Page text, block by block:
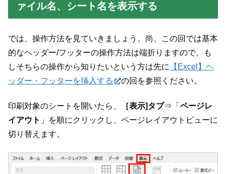
ァイル名、シート名を表示する
では、操作方法を見ていきましょう。尚、この回では基本
的なヘッダー/フッターの操作方法は端折りますので、も
しそちらの操作から知りたいという方は先に
【Excel】ヘ
ッダー・フッターを挿入する
の回を参照ください。
印刷対象のシートを開いたら、 ［表示]タブ⇒「 ページレ
イアウト 」を順にクリックし、ページレイアウトビューに
切り替えます。